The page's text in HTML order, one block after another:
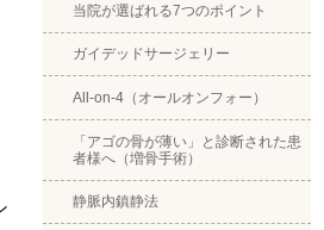
当院が選ばれる7つのポイント
ガイデッドサージェリー
All-on-4（オールオンフォー）
「アゴの骨が薄い」と診断された患
者様へ（増骨手術）
静脈内鎮静法